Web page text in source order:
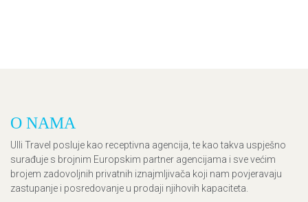
O NAMA
Ulli Travel posluje kao receptivna agencija, te kao takva uspješno
surađuje s brojnim Europskim partner agencijama i sve većim
brojem zadovoljnih privatnih iznajmljivača koji nam povjeravaju
zastupanje i posredovanje u prodaji njihovih kapaciteta.